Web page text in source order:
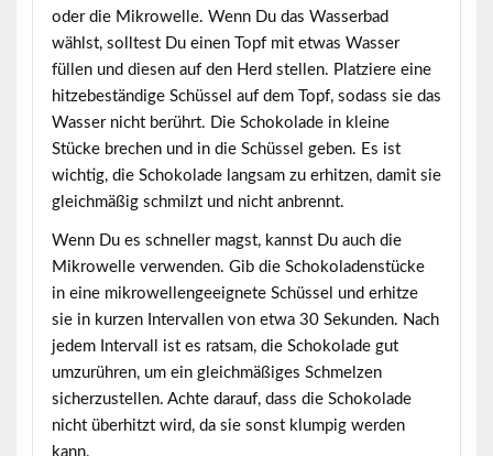
oder die Mikrowelle. Wenn Du das Wasserbad
wählst, solltest Du einen Topf mit etwas Wasser
füllen und diesen auf den Herd stellen. Platziere eine
hitzebeständige Schüssel auf dem Topf, sodass sie das
Wasser nicht berührt. Die Schokolade in kleine
Stücke brechen und in die Schüssel geben. Es ist
wichtig, die Schokolade langsamzu erhitzen, damit sie
gleichmäßig schmilzt und nicht anbrennt.
Wenn Du es schneller magst, kannst Du auch die
Mikrowelle verwenden. Gib die Schokoladenstücke
in eine mikrowellengeeignete Schüssel und erhitze
sie in kurzen Intervallen von etwa 30 Sekunden. Nach
jedem Intervall ist es ratsam, die Schokolade gut
umzurühren, um ein gleichmäßiges Schmelzen
sicherzustellen. Achte darauf, dass die Schokolade
nicht überhitzt wird, da sie sonst klumpig werden
kann.